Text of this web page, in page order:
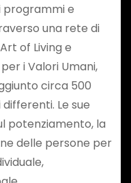
programmi e
una rete di
of Living e
i Valori Umani,
circa 500
differenti. Le sue
potenziamento, la
delle persone per